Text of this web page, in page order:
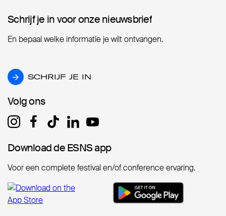
Schrijf je in voor onze nieuwsbrief
Schrijf je in voor onze nieuwsbrief
En bepaal welke informatie je wilt ontvangen.
SCHRIJF JE IN
SCHRIJF JE IN
Volg ons
Volg ons
Download de ESNS app
Download de ESNS app
Voor een complete festival en/of conference ervaring.